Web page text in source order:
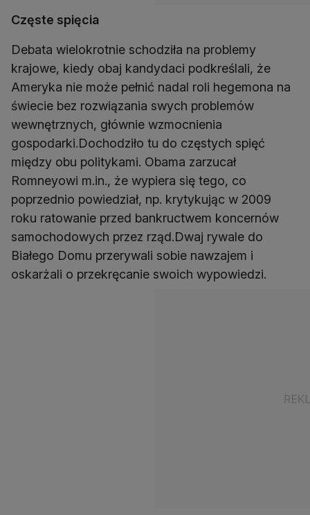
Częste spięcia
Debata wielokrotnie schodziła na problemy
krajowe, kiedy obaj kandydaci podkreślali, że
Ameryka nie może pełnić nadal roli hegemona na
świecie bez rozwiązania swych problemów
wewnętrznych, głównie wzmocnienia
gospodarki.Dochodziło tu do częstych spięć
między obu politykami. Obama zarzucał
Romneyowi m.in., że wypiera się tego, co
poprzednio powiedział, np. krytykując w 2009
roku ratowanie przed bankructwem koncernów
samochodowych przez rząd.Dwaj rywale do
Białego Domu przerywali sobie nawzajem i
oskarżali o przekręcanie swoich wypowiedzi.